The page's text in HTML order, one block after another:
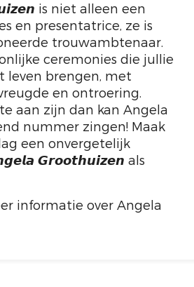
is niet alleen een
en presentatrice, ze is
trouwambtenaar.
ceremonies die jullie
leven brengen, met
en ontroering.
aan zijn dan kan Angela
nummer zingen! Maak
een onvergetelijk
𝙂𝙧𝙤𝙤𝙩𝙝𝙪𝙞𝙯𝙚𝙣 als
informatie over Angela